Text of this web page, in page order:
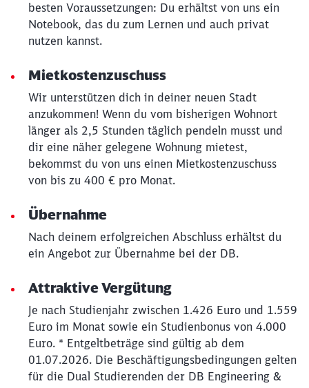
besten Voraussetzungen: Du erhältst von uns ein
Notebook, das du zum Lernen und auch privat
nutzen kannst.
Mietkostenzuschuss
Wir unterstützen dich in deiner neuen Stadt
anzukommen! Wenn du vom bisherigen Wohnort
länger als 2,5 Stunden täglich pendeln musst und
dir eine näher gelegene Wohnung mietest,
bekommst du von uns einen Mietkostenzuschuss
von bis zu 400 € pro Monat.
Übernahme
Nach deinem erfolgreichen Abschluss erhältst du
ein Angebot zur Übernahme bei der DB.
Attraktive Vergütung
Je nach Studienjahr zwischen 1.426 Euro und 1.559
Euro im Monat sowie ein Studienbonus von 4.000
Euro. * Entgeltbeträge sind gültig ab dem
01.07.2026. Die Beschäftigungsbedingungen gelten
für die Dual Studierenden der DB Engineering &
werden?
Abbrechen Weiter